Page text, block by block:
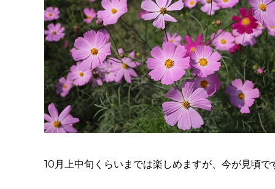
10月上中旬くらいまでは楽しめますが、今が見頃で